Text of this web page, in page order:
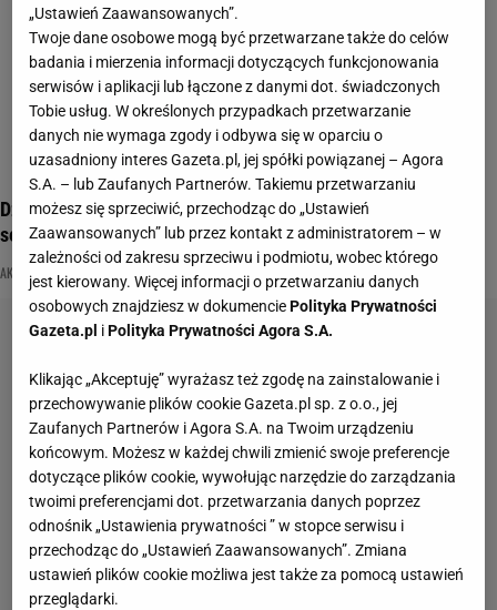
Dziś Dzień Kobiet. Z tej okazji quiz pyta o role kobiece w
serialach
AKTORKA DZIEŃ KOBIET NAJNOWSZE QUIZY DZISIAJ DODANE
„Ustawień Zaawansowanych”.
Twoje dane osobowe mogą być przetwarzane także do celów
badania i mierzenia informacji dotyczących funkcjonowania
serwisów i aplikacji lub łączone z danymi dot. świadczonych
Tobie usług. W określonych przypadkach przetwarzanie
danych nie wymaga zgody i odbywa się w oparciu o
uzasadniony interes Gazeta.pl, jej spółki powiązanej – Agora
S.A. – lub Zaufanych Partnerów. Takiemu przetwarzaniu
możesz się sprzeciwić, przechodząc do „Ustawień
Zaawansowanych” lub przez kontakt z administratorem – w
zależności od zakresu sprzeciwu i podmiotu, wobec którego
jest kierowany. Więcej informacji o przetwarzaniu danych
osobowych znajdziesz w dokumenciePolityka Prywatności
Gazeta.pl iPolityka Prywatności Agora S.A.
Klikając „Akceptuję” wyrażasz też zgodę na zainstalowanie i
przechowywanie plików cookie Gazeta.pl sp. z o.o., jej
Zaufanych Partnerów i Agora S.A. na Twoim urządzeniu
końcowym. Możesz w każdej chwili zmienić swoje preferencje
dotyczące plików cookie, wywołując narzędzie do zarządzania
twoimi preferencjami dot. przetwarzania danych poprzez
odnośnik „Ustawienia prywatności ” w stopce serwisu i
przechodząc do „Ustawień Zaawansowanych”. Zmiana
ustawień plików cookie możliwa jest także za pomocą ustawień
przeglądarki.